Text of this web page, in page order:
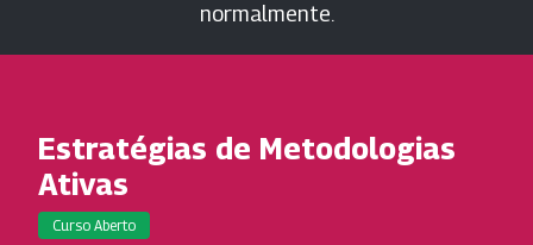
normalmente.
Estratégias de Metodologias
Ativas
Curso Aberto